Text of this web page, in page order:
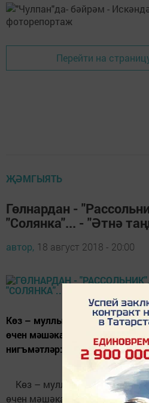
Перейти на
ҖӘМГЫЯТЬ
Гөлнардан -
"Солянка"... - "Әтнә
автор, 18 август 2018 - 20:00
Көз – муллык чоры. Бигрәк тә
өчен мәшәкатьле ай. Чөнки
нигъмәтләр: яшелчәләр,
Көз – муллык чоры. Бигрәк
өчен мәшәкатьле ай. Чөнки